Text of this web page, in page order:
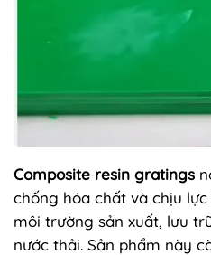
Composite resin gratings
chống hóa chất và chịu
môi trường sản xuất, lưu
nước thải. Sản phẩm này